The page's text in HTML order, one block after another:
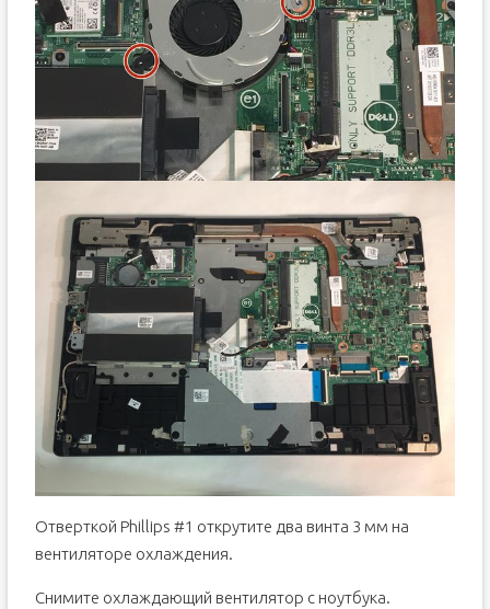
Отверткой Phillips #1 открутите два винта 3 мм на
вентиляторе охлаждения.
Снимите охлаждающий вентилятор с ноутбука.